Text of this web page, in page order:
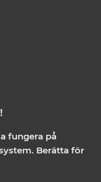
fungera på
Berätta för